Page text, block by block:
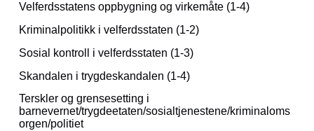
Velferdsstatens oppbygning og virkemåte (1-4)
Kriminalpolitikk i velferdsstaten (1-2)
Sosial kontroll i velferdsstaten (1-3)
Skandalen i trygdeskandalen (1-4)
Terskler og grensesetting i
barnevernet/trygdeetaten/sosialtjenestene/kriminaloms
orgen/politiet